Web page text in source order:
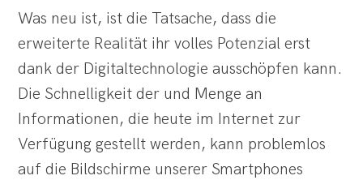
Was neu ist, ist die Tatsache, dass die
erweiterte Realität ihr volles Potenzial erst
dank der Digitaltechnologie ausschöpfen kann.
Die Schnelligkeit der und Menge an
Informationen, die heute im Internet zur
Verfügung gestellt werden, kann problemlos
auf die Bildschirme unserer Smartphones